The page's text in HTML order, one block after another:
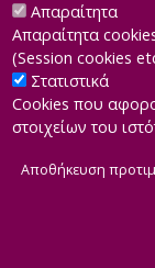
Developed by
Απαραίτητα
Απαραίτητα
(Session cookies
Στατιστικά
Cookies που
στοιχείων του
Αποθήκευση